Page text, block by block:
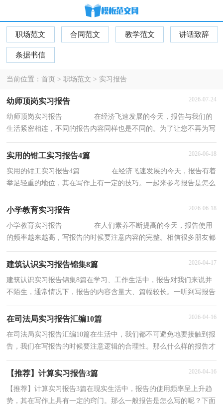
职场范文 合同范文 教学范文 讲话致辞
条据书信
当前位置：首页 >职场范文 > 实习报告
幼师顶岗实习报告 2026-07-24
幼师顶岗实习报告 在经济飞速发展的今天，报告与我们的
生活紧密相连，不同的报告内容同样也是不同的。为了让您不再为写
实用的钳工实习报告4篇 2026-06-18
实用的钳工实习报告4篇 在经济飞速发展的今天，报告有着
举足轻重的地位，其在写作上有一定的技巧。一起来参考报告是怎么
小学教育实习报告 2026-06-18
小学教育实习报告 在人们素养不断提高的今天，报告使用
的频率越来越高，写报告的时候要注意内容的完整。相信很多朋友都
建筑认识实习报告锦集8篇 2026-04-17
建筑认识实习报告锦集8篇在学习、工作生活中，报告对我们来说并
不陌生，通常情况下，报告的内容含量大、篇幅较长。一听到写报告
在司法局实习报告汇编10篇 2026-04-16
在司法局实习报告汇编10篇在生活中，我们都不可避免地要接触到报
告，我们在写报告的时候要注意逻辑的合理性。那么什么样的报告才
【推荐】计算实习报告3篇 2026-04-16
【推荐】计算实习报告3篇在现实生活中，报告的使用频率呈上升趋
势，其在写作上具有一定的窍门。那么一般报告是怎么写的呢？下面